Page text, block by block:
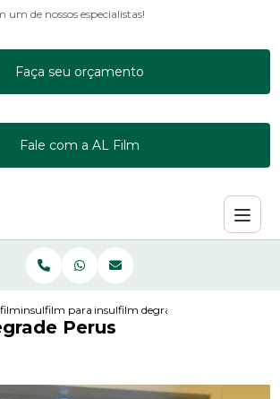
de nossos especialistas!
Faça seu orçamento
Fale com a AL Film
insulfilm para acrilicoinsulfilm degrade perus
Perus